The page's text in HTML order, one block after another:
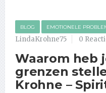
BLOG EMOTIONELE
LindaKrohne75
0
Waarom heb
grenzen
Krohne –